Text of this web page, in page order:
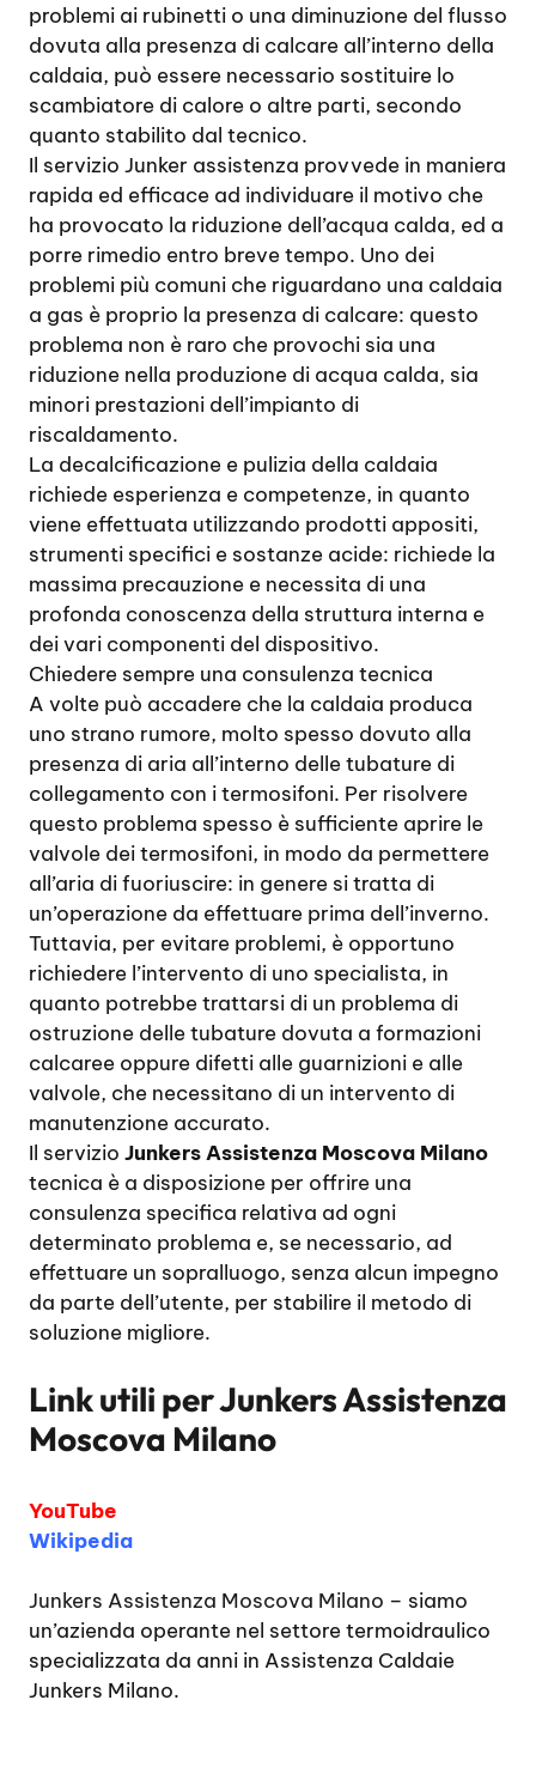
problemi ai rubinetti o una diminuzione del flusso
dovuta alla presenza di calcare all’interno della
caldaia, può essere necessario sostituire lo
scambiatore di calore o altre parti, secondo
quanto stabilito dal tecnico.
Il servizio Junker assistenza provvede in maniera
rapida ed efficace ad individuare il motivo che
ha provocato la riduzione dell’acqua calda, ed a
porre rimedio entro breve tempo. Uno dei
problemi più comuni che riguardano una caldaia
a gas è proprio la presenza di calcare: questo
problema non è raro che provochi sia una
riduzione nella produzione di acqua calda, sia
minori prestazioni dell’impianto di
riscaldamento.
La decalcificazione e pulizia della caldaia
richiede esperienza e competenze, in quanto
viene effettuata utilizzando prodotti appositi,
strumenti specifici e sostanze acide: richiede la
massima precauzione e necessita di una
profonda conoscenza della struttura interna e
dei vari componenti del dispositivo.
Chiedere sempre una consulenza tecnica
A volte può accadere che la caldaia produca
uno strano rumore, molto spesso dovuto alla
presenza di aria all’interno delle tubature di
collegamento con i termosifoni. Per risolvere
questo problema spesso è sufficiente aprire le
valvole dei termosifoni, in modo da permettere
all’aria di fuoriuscire: in genere si tratta di
un’operazione da effettuare prima dell’inverno.
Tuttavia, per evitare problemi, è opportuno
richiedere l’intervento di uno specialista, in
quanto potrebbe trattarsi di un problema di
ostruzione delle tubature dovuta a formazioni
calcaree oppure difetti alle guarnizioni e alle
valvole, che necessitano di un intervento di
manutenzione accurato.
Il servizio Junkers Assistenza Moscova Milano
tecnica è a disposizione per offrire una
consulenza specifica relativa ad ogni
determinato problema e, se necessario, ad
effettuare un sopralluogo, senza alcun impegno
da parte dell’utente, per stabilire il metodo di
soluzione migliore.
Link utili perJunkers Assistenza
Moscova Milano
YouTube
Wikipedia
Junkers Assistenza Moscova Milano – siamo
un’azienda operante nel settore termoidraulico
specializzata da anni in Assistenza Caldaie
Junkers Milano.